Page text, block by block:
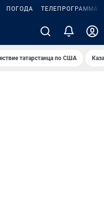
ПОГОДА ТЕЛЕПРОГРАММА
татарстанца по США